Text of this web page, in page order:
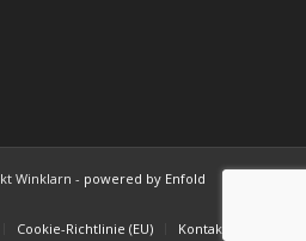
Winklarn - powered by Enfold
Cookie-Richtlinie (EU) Kontakt